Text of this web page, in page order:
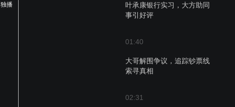
叶承康银行实习，大方助同
事引好评
01:40
大哥解围争议，追踪钞票线
索寻真相
02:31
独播